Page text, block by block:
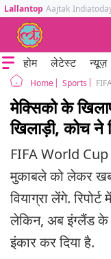
Lallantop Aajtak
होम लेटेस्ट न्यूज़
Home Sports
मेक्सिको के
खिलाड़ी, कोच ने
FIFA World Cup
मुकाबले को लेकर
वियाग्रा लेंगे.
लेकिन, अब इंग्लैंड
इंकार कर दिया है.